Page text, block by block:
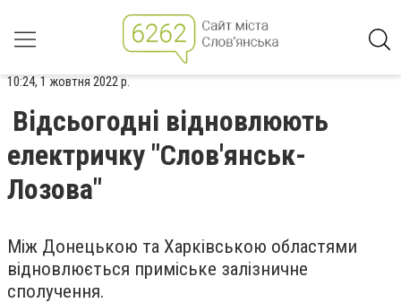
10:24, 1 жовтня 2022 р.
Відсьогодні відновлюють
електричку "Слов'янськ-
Лозова"
Між Донецькою та Харківською областями
відновлюється приміське залізничне
сполучення.